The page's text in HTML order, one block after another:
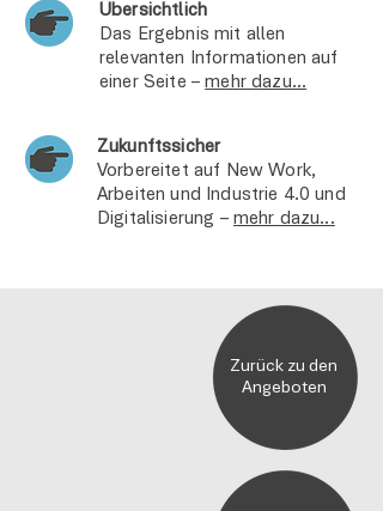
Übersichtlich
Das Ergebnis mit allen
relevanten Informationen auf
einer Seite –mehr dazu...
Zukunftssicher
Vorbereitet auf New Work,
Arbeiten und Industrie 4.0 und
Digitalisierung – mehr dazu...
Zurück zu den
Angeboten